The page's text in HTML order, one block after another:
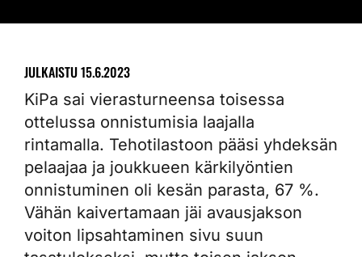
JULKAISTU15.6.2023
KiPa sai vierasturneensa toisessa
ottelussa onnistumisia laajalla
rintamalla. Tehotilastoon pääsi yhdeksän
pelaajaa ja joukkueen kärkilyöntien
onnistuminen oli kesän parasta, 67 %.
Vähän kaivertamaan jäi avausjakson
voiton lipsahtaminen sivu suun